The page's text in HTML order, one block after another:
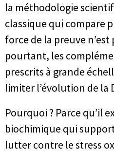
la méthodologie
classique qui compare
force de la preuve
pourtant, les
prescrits à grande
limiter l’évolution de la
Pourquoi ? Parce qu’il
biochimique qui
lutter contre le stress